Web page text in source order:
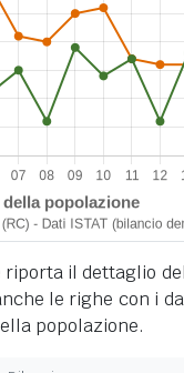
il dettaglio
le righe con i
popolazione.